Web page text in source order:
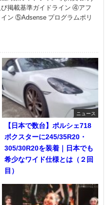
掲載基準ガイドライン ④アフ
ン ⑤Adsense プログラムポリ
ニュース
【日本で数台】ポルシェ718
ボクスターに245/35R20・
305/30R20を装着｜日本でも
希少なワイド仕様とは（２回
目）